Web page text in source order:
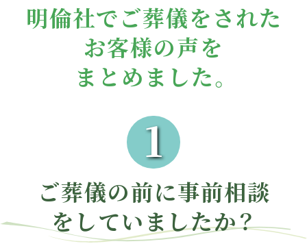
明倫社でご葬儀をされた
お客様の声を
まとめました。
1
ご葬儀の前に事前相談
をしていましたか？